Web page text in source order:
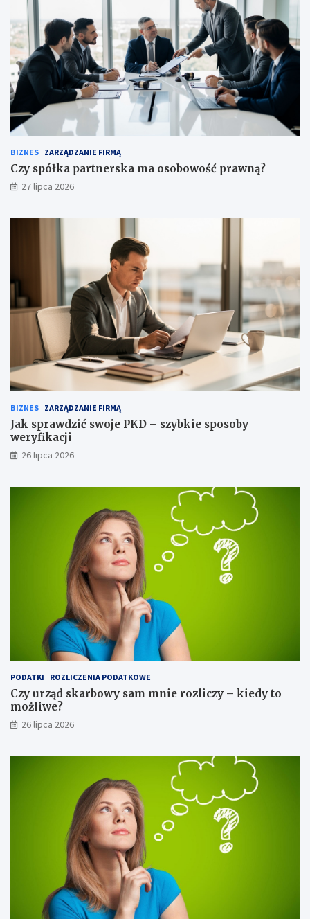
BIZNES ZARZĄDZANIE FIRMĄ
Czy spółka partnerska ma osobowość prawną?
27 lipca 2026
BIZNES ZARZĄDZANIE FIRMĄ
Jak sprawdzić swoje PKD – szybkie sposoby
weryfikacji
26 lipca 2026
PODATKI ROZLICZENIA PODATKOWE
Czy urząd skarbowy sam mnie rozliczy – kiedy to
możliwe?
26 lipca 2026